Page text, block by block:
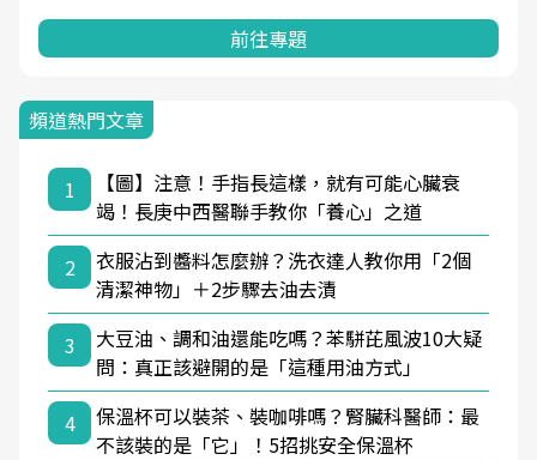
前往專題
頻道熱門文章
1
【圖】注意！手指長這樣，就有可能心臟衰
竭！長庚中西醫聯手教你「養心」之道
2
衣服沾到醬料怎麼辦？洗衣達人教你用「2個
清潔神物」＋2步驟去油去漬
3
大豆油、調和油還能吃嗎？苯駢芘風波10大疑
問：真正該避開的是「這種用油方式」
4
保溫杯可以裝茶、裝咖啡嗎？腎臟科醫師：最
不該裝的是「它」！5招挑安全保溫杯